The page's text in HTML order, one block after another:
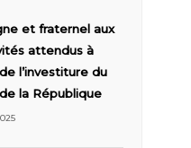
et fraternel aux
attendus à
l’investiture du
la République